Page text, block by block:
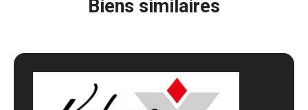
Biens similaires